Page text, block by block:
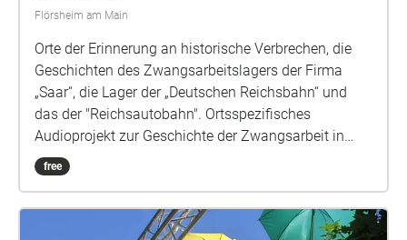
Flörsheim am Main
Orte der Erinnerung an historische Verbrechen, die
Geschichten des Zwangsarbeitslagers der Firma
„Saar“, die Lager der „Deutschen Reichsbahn“ und
das der "Reichsautobahn". Ortsspezifisches
Audioprojekt zur Geschichte der Zwangsarbeit in
Flörsheim am Main. Projekt von & mit: Sound &
Komposition Louisa Beck | Sprecherinnen ASJA und
Katja Kämmerer | www.profikollektion.de O-Töne
free